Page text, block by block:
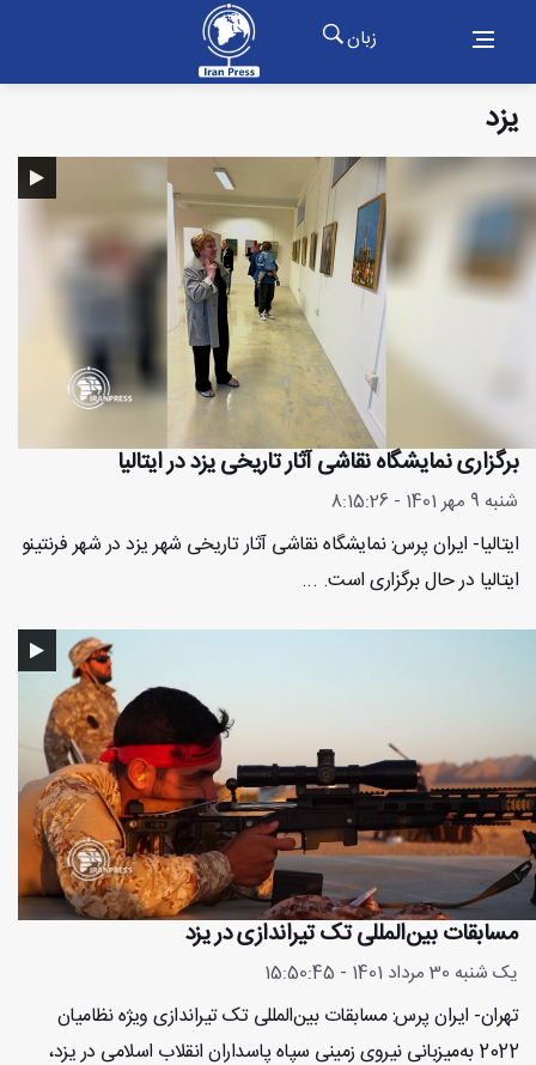
زبان
یزد
برگزاری نمایشگاه نقاشی آثار تاریخی یزد در ایتالیا
شنبه 9 مهر 1401 - 8:15:26
ایتالیا- ایران پرس: نمایشگاه نقاشی آثار تاریخی شهر یزد در شهر فرنتینو
ایتالیا در حال برگزاری است. ...
مسابقات بین‌المللی تک تیراندازی در یزد
یک شنبه 30 مرداد 1401 - 15:50:45
تهران- ایران پرس: مسابقات بین‌المللی تک تیراندازی ویژه نظامیان
2022 به‌میزبانی نیروی زمینی سپاه پاسداران انقلاب اسلامی در یزد،